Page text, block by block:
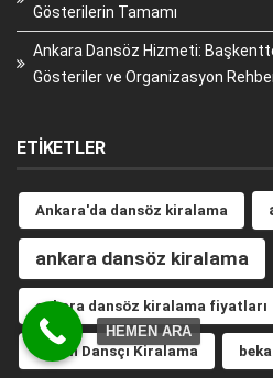
Gösterilerin Tamamı
Ankara Dansöz Hizmeti:
Gösteriler ve Organizasyon
ETIKETLER
Ankara'da dansöz kiralama
ankara dansöz kiralama
ankara dansöz kiralama fiyatları
Bayan Dansçı Kiralama
HEMEN ARA